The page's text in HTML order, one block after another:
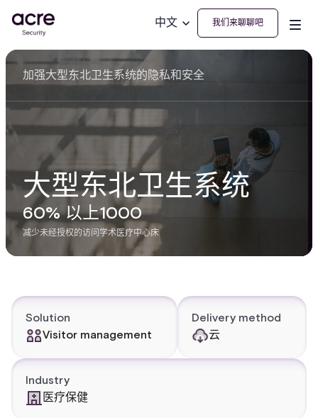
中文 我们来聊聊吧
大型东北卫生系统
60% 以上
减少未经授权的访问
1000
学术医疗中心床
加强大型东北卫生系统的隐私和安全
Solution
Visitor management
Delivery method
云
Industry
医疗保健